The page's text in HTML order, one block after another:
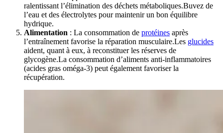
ralentissant l’élimination des déchets métaboliques.Buvez de
l’eau et des électrolytes pour maintenir un bon équilibre
hydrique.
Alimentation : La consommation de protéines après
l’entraînement favorise la réparation musculaire.Les glucides
aident, quant à eux, à reconstituer les réserves de
glycogène.La consommation d’aliments anti-inflammatoires
(acides gras oméga-3) peut également favoriser la
récupération.